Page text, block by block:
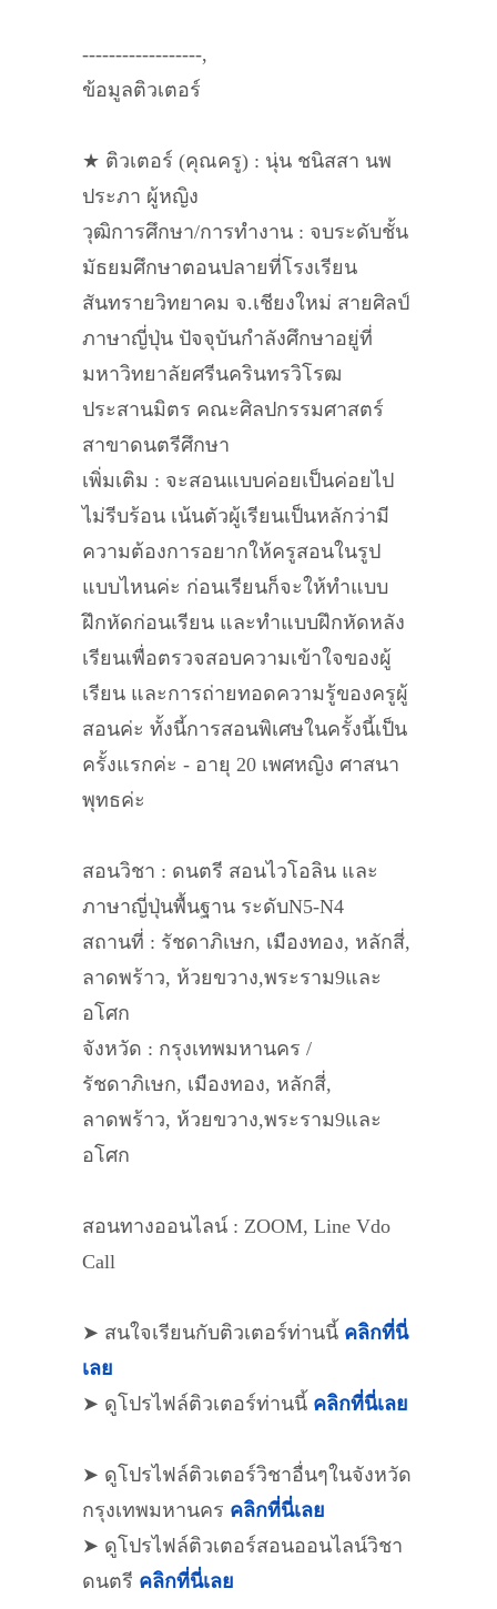
------------------,
ข้อมูลติวเตอร์
★ ติวเตอร์ (คุณครู) : นุ่น ชนิสสา นพ
ประภา ผู้หญิง
วุฒิการศึกษา/การทำงาน : จบระดับชั้น
มัธยมศึกษาตอนปลายที่โรงเรียน
สันทรายวิทยาคม จ.เชียงใหม่ สายศิลป์
ภาษาญี่ปุ่น ปัจจุบันกำลังศึกษาอยู่ที่
มหาวิทยาลัยศรีนครินทรวิโรฒ
ประสานมิตร คณะศิลปกรรมศาสตร์
สาขาดนตรีศึกษา
เพิ่มเติม : จะสอนแบบค่อยเป็นค่อยไป
ไม่รีบร้อน เน้นตัวผู้เรียนเป็นหลักว่ามี
ความต้องการอยากให้ครูสอนในรูป
แบบไหนค่ะ ก่อนเรียนก็จะให้ทำแบบ
ฝึกหัดก่อนเรียน และทำแบบฝึกหัดหลัง
เรียนเพื่อตรวจสอบความเข้าใจของผู้
เรียน และการถ่ายทอดความรู้ของครูผู้
สอนค่ะ ทั้งนี้การสอนพิเศษในครั้งนี้เป็น
ครั้งแรกค่ะ - อายุ 20 เพศหญิง ศาสนา
พุทธค่ะ
สอนวิชา : ดนตรี สอนไวโอลิน และ
ภาษาญี่ปุ่นพื้นฐาน ระดับN5-N4
สถานที่ : รัชดาภิเษก, เมืองทอง, หลักสี่,
ลาดพร้าว, ห้วยขวาง,พระราม9และ
อโศก
จังหวัด : กรุงเทพมหานคร /
รัชดาภิเษก, เมืองทอง, หลักสี่,
ลาดพร้าว, ห้วยขวาง,พระราม9และ
อโศก
สอนทางออนไลน์ : ZOOM, Line Vdo
Call
➤ สนใจเรียนกับติวเตอร์ท่านนี้ คลิกที่นี่
เลย
➤ ดูโปรไฟล์ติวเตอร์ท่านนี้ คลิกที่นี่เลย
➤ ดูโปรไฟล์ติวเตอร์วิชาอื่นๆในจังหวัด
กรุงเทพมหานคร คลิกที่นี่เลย
➤ ดูโปรไฟล์ติวเตอร์สอนออนไลน์วิชา
ดนตรี คลิกที่นี่เลย